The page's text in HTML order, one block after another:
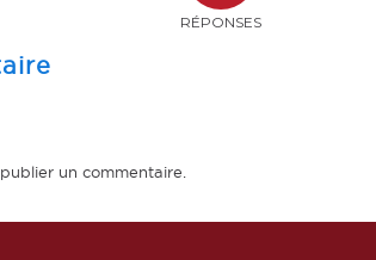
RÉPONSES
un commentaire.